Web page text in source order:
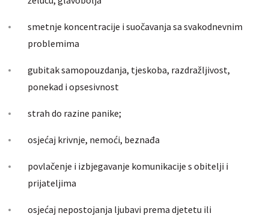
smetnje koncentracije i suočavanja sa svakodnevnim
problemima
gubitak samopouzdanja, tjeskoba, razdražljivost,
ponekad i opsesivnost
strah do razine panike;
osjećaj krivnje, nemoći, beznađa
povlačenje i izbjegavanje komunikacije s obitelji i
prijateljima
osjećaj nepostojanja ljubavi prema djetetu ili